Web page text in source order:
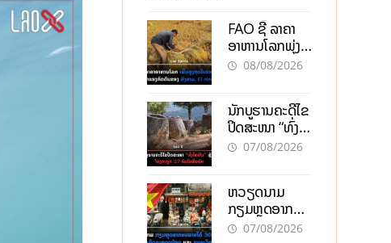
FAO ຊີ້ ລາຄາ
ອາຫານໂລກພຸ່ງ
ສູງສຸດໃນຮອບ 3
ສົງຄາມ, El
nino
08/08/2026
ນັກບູຮານຄະດີໄຂ
ປິດສະໜາ “ທົ່ງ
ໄຫຫີນ” ຫຼັງພົບ
07/08/2026
ຫວຽດນາມ
ກຽມຫຼຸດອາກອນ
ລາຍໄດ້ 30%
07/08/2026